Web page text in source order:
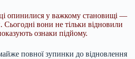
опинилися у важкому становищі —
вони не тільки відновили
ознаки підйому.
повної зупинки до відновлення